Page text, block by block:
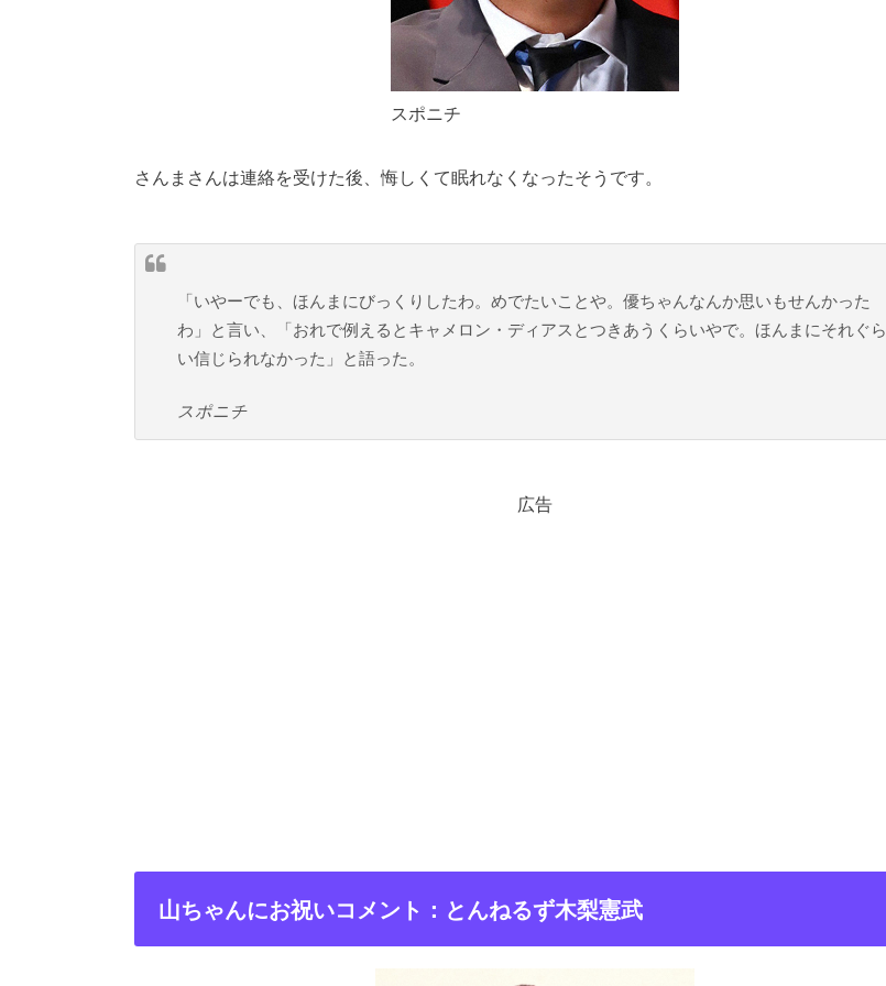
スポニチ
さんまさんは連絡を受けた後、悔しくて眠れなくなったそうです。
「いやーでも、ほんまにびっくりしたわ。めでたいことや。優ちゃんなんか思いもせんかった
わ」と言い、「おれで例えるとキャメロン・ディアスとつきあうくらいやで。ほんまにそれぐら
い信じられなかった」と語った。
スポニチ
広告
山ちゃんにお祝いコメント：とんねるず木梨憲武